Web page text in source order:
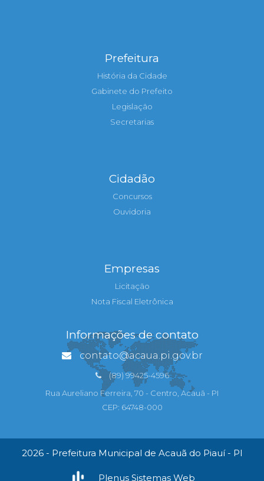
Prefeitura
História da Cidade
Gabinete do Prefeito
Legislação
Secretarias
Cidadão
Concursos
Ouvidoria
Empresas
Licitação
Nota Fiscal Eletrônica
Informações de contato
contato@acaua.pi.gov.br
(89) 99425-4596
Rua Aureliano Ferreira, 70 - Centro, Acauã - PI
CEP: 64748-000
2026 - Prefeitura Municipal de Acauã do Piauí - PI
Plenus Sistemas Web